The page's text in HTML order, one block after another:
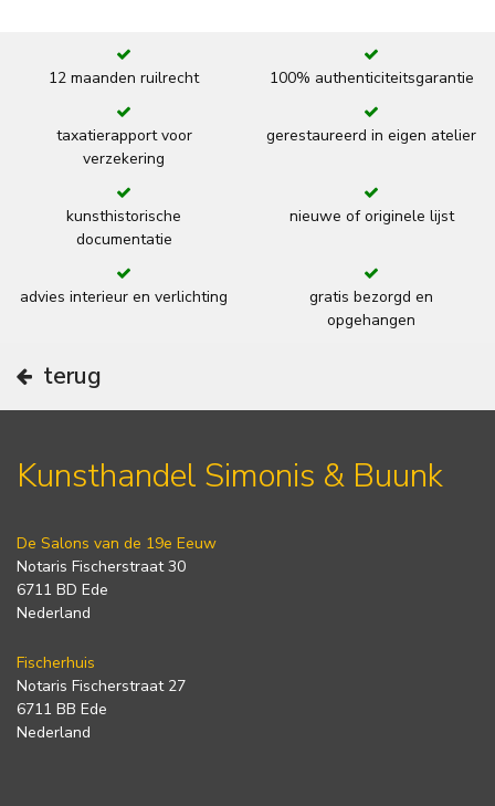
12 maanden ruilrecht 100% authenticiteitsgarantie
taxatierapport voor
verzekering
gerestaureerd in eigen atelier
kunsthistorische
documentatie
nieuwe of originele lijst
advies interieur en verlichting
gratis bezorgd en
opgehangen
terug
Kunsthandel Simonis & Buunk
De Salons van de 19e Eeuw
Notaris Fischerstraat 30
6711 BD Ede
Nederland
Fischerhuis
Notaris Fischerstraat 27
6711 BB Ede
Nederland